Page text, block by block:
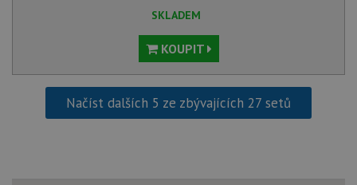
SKLADEM
KOUPIT
Načíst dalších 5 ze zbývajících 27 setů
Nezbytně nutné soubory
Výkonové soubory
Soubory cílení
Funkční soubory